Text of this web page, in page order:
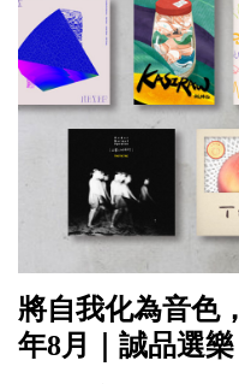
將自我化為音色
年8月｜誠品選樂